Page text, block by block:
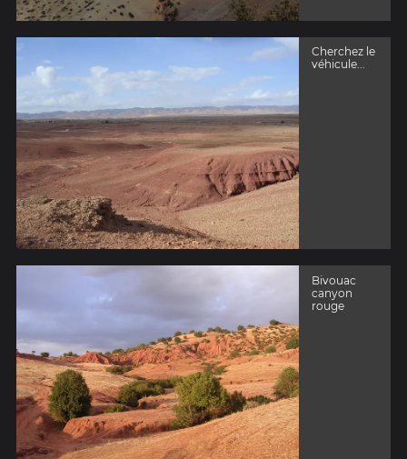
Cherchez le
véhicule...
Bivouac
canyon
rouge